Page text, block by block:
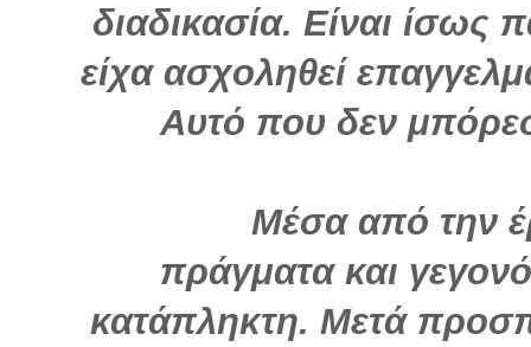
διαδικασία. Είναι
είχα ασχοληθεί
Αυτό που δεν
Μέσα από την
πράγματα και
κατάπληκτη. Μετά